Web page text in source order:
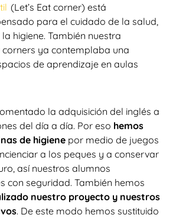
(Let’s Eat corner) está
para el cuidado de la salud,
higiene. También nuestra
ya contemplaba una
de aprendizaje en aulas
la adquisición del inglés a
del día a día. Por eso hemos
de higiene por medio de juegos
a los peques y a conservar
así nuestros alumnos
con seguridad. También hemos
nuestro proyecto y nuestros
. De este modo hemos sustituido